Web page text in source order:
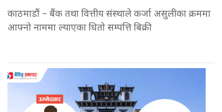
काठमाडौं – बैंक तथा वित्तीय संस्थाले कर्जा असुलीका क्रममा
आफ्नो नाममा ल्याएका धितो सम्पत्ति बिक्री